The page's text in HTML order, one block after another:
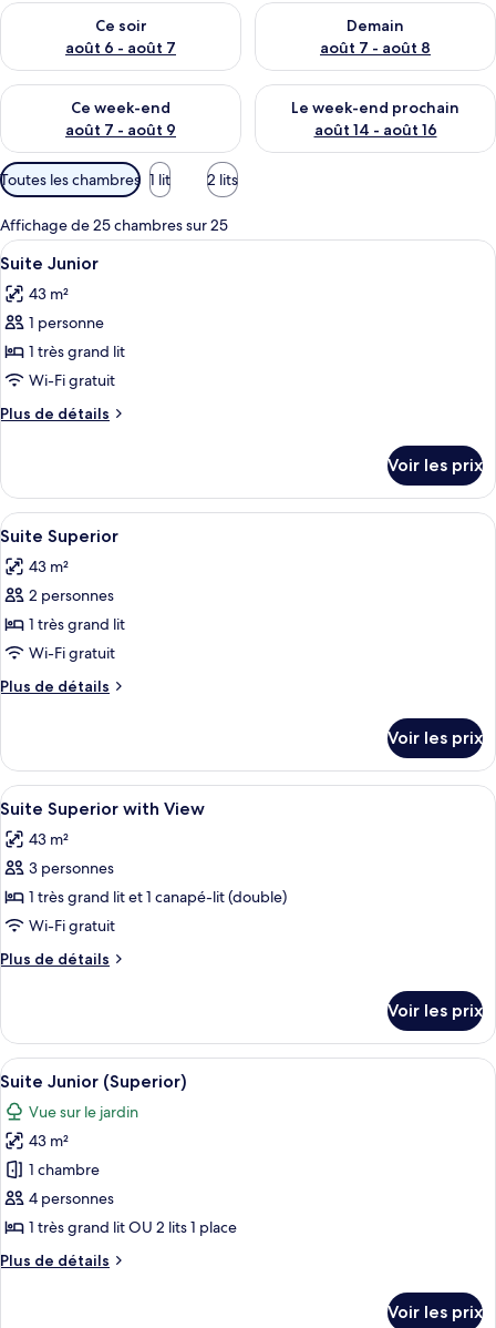
Ce soir
août 6 - août 7
Vérifier la disponibilité pour ce soir août 6 - août 7
Demain
août 7 - août 8
Vérifier la disponibilité pour
Ce week-end
août 7 - août 9
Vérifier la disponibilité pour ce week-end août 7 - août 9
Le week-end prochain
août 14 - août 16
Vérifier la disponibilité pour
Filtres
disponibles
pour
les
chambres
Toutes les chambres 1 lit 2 lits
Affichage de 25 chambres sur 25
Afficher
toutes
les
photos
pour
ce
type
de
Suite
Junior
Literie de qualité supérieure, articles
5
Suite Junior
43 m²
1 personne
1 très grand lit
Wi-Fi gratuit
Plus de détails
Plus
le
type
de
Suite
Junior
Voir les prix
Afficher
toutes
les
photos
pour
ce
type
de
Suite
Superior
Literie de qualité supérieure, articles
5
Suite Superior
43 m²
2 personnes
1 très grand lit
Wi-Fi gratuit
Plus de détails
Plus
le
type
de
Suite
Superior
Voir les prix
Afficher
toutes
les
photos
pour
ce
type
de
Suite
Superior
with
View
Literie de qualité supérieure, articles
5
Suite Superior with View
43 m²
3 personnes
1 très grand lit et 1 canapé-lit (double)
Wi-Fi gratuit
Plus de détails
Plus
le
type
de
chambre
Suite
Superior
with
View
Voir les prix
Afficher
toutes
les
photos
pour
ce
type
chambre :
Une chambre d’hôtel avec deux
8
Suite Junior (Superior)
Vue sur le jardin
43 m²
1 chambre
4 personnes
1 très grand lit OU 2 lits 1 place
Plus de détails
Plus
Voir les prix